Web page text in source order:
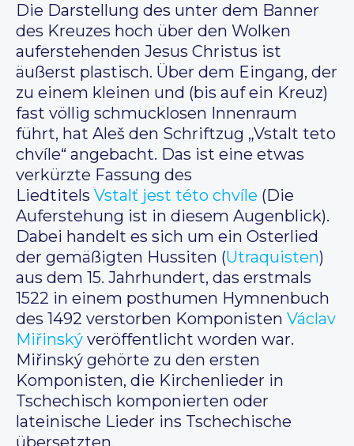
Die Darstellung des unter dem Banner
des Kreuzes hoch über den Wolken
auferstehenden Jesus Christus ist
äußerst plastisch. Über dem Eingang, der
zu einem kleinen und (bis auf ein Kreuz)
fast völlig schmucklosen Innenraum
führt, hat Aleš den Schriftzug „Vstalt teto
chvíle“ angebacht. Das ist eine etwas
verkürzte Fassung des
Liedtitels Vstalť jest této chvíle (Die
Auferstehung ist in diesem Augenblick).
Dabei handelt es sich um ein Osterlied
der gemäßigten Hussiten (Utraquisten)
aus dem 15. Jahrhundert, das erstmals
1522 in einem posthumen Hymnenbuch
des 1492 verstorben Komponisten Václav
Miřinský veröffentlicht worden war.
Miřinský gehörte zu den ersten
Komponisten, die Kirchenlieder in
Tschechisch komponierten oder
lateinische Lieder ins Tschechische